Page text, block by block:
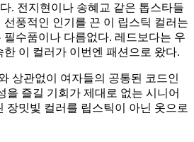
. 전지현이나 송혜교 같은 톱스타들
풍적인 인기를 끈 이 립스틱 컬러는
수품이나 다름없다. 레드보다는 우
이 컬러가 이번엔 패션으로 왔다.
상관없이 여자들의 공통된 코드인
을 즐길 기회가 제대로 없는 시니어
장밋빛 컬러를 립스틱이 아닌 옷으로